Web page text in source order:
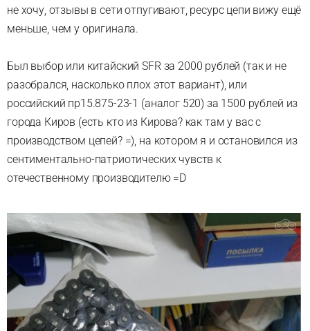
не хочу, отзывы в сети отпугивают, ресурс цепи вижу ещё
меньше, чем у оригинала.
Был выбор или китайский SFR за 2000 рублей (так и не
разобрался, насколько плох этот вариант), или
российский пр15.875-23-1 (аналог 520) за 1500 рублей из
города Киров (есть кто из Кирова? как там у вас с
производством цепей? =), на котором я и остановился из
сентиментально-патриотических чувств к
отечественному производителю =D